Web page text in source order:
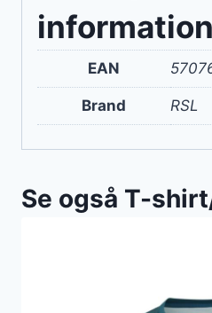
information
EAN
Brand RSL
Se også T-